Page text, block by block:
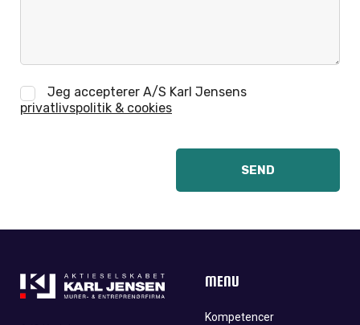
Jeg accepterer A/S Karl Jensens
privatlivspolitik & cookies
MENU
Kompetencer